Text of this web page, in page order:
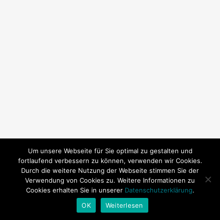
© 2026 SY Subeki. | Technische Betreuung:Andrea Baitz
Um unsere Webseite für Sie optimal zu gestalten und
fortlaufend verbessern zu können, verwenden wir Cookies.
Durch die weitere Nutzung der Webseite stimmen Sie der
Verwendung von Cookies zu. Weitere Informationen zu
Cookies erhalten Sie in unserer Datenschutzerklärung.
OK
Weiterlesen